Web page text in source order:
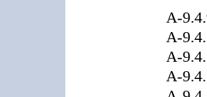
A-9.4.9
A-9.4.10
A-9.4.11
A-9.4.12